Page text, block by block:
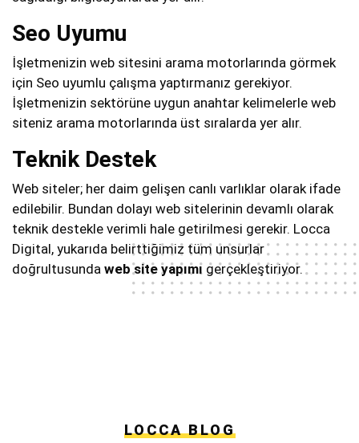
Seo Uyumu
İşletmenizin web sitesini arama motorlarında görmek
için Seo uyumlu çalışma yaptırmanız gerekiyor.
İşletmenizin sektörüne uygun anahtar kelimelerle web
siteniz arama motorlarında üst sıralarda yer alır.
Teknik Destek
Web siteler; her daim gelişen canlı varlıklar olarak ifade
edilebilir. Bundan dolayı web sitelerinin devamlı olarak
teknik destekle verimli hale getirilmesi gerekir. Locca
Digital, yukarıda belirttiğimiz tüm unsurlar
doğrultusunda web site yapımı gerçekleştiriyor.
LOCCA BLOG